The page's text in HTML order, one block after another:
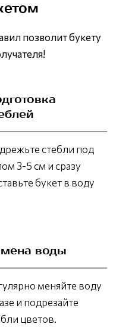
позволит букету
стебли под
3-5 см и сразу
букет в воду
воды
меняйте воду
и подрезайте
цветов.